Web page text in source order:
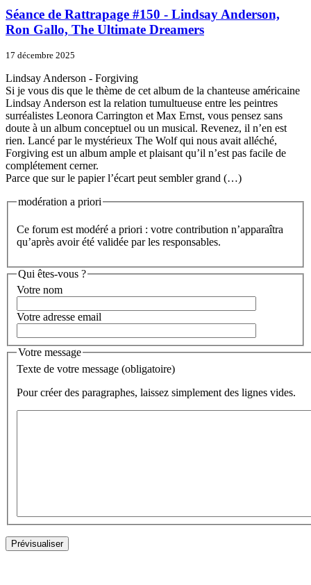
Séance de Rattrapage #150 - Lindsay Anderson,
Ron Gallo, The Ultimate Dreamers
17 décembre 2025
Lindsay Anderson - Forgiving
Si je vous dis que le thème de cet album de la chanteuse américaine
Lindsay Anderson est la relation tumultueuse entre les peintres
surréalistes Leonora Carrington et Max Ernst, vous pensez sans
doute à un album conceptuel ou un musical. Revenez, il n’en est
rien. Lancé par le mystérieux The Wolf qui nous avait alléché,
Forgiving est un album ample et plaisant qu’il n’est pas facile de
complétement cerner.
Parce que sur le papier l’écart peut sembler grand (…)
modération a priori
Ce forum est modéré a priori : votre contribution n’apparaîtra
qu’après avoir été validée par les responsables.
Qui êtes-vous ?
Votre nom
Votre adresse email
Votre message
Texte de votre message (obligatoire)
Pour créer des paragraphes, laissez simplement des lignes vides.